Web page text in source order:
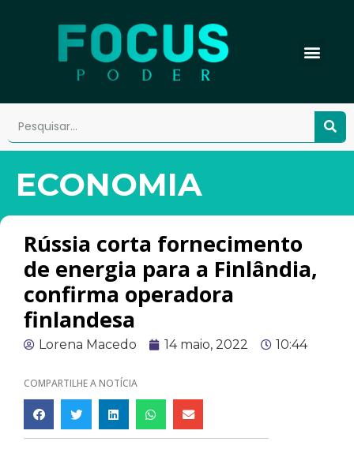
ECONOMIA
Rússia corta fornecimento
de energia para a Finlândia,
confirma operadora
finlandesa
Lorena Macedo 14 maio, 2022 10:44
COMPARTILHE A NOTÍCIA